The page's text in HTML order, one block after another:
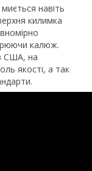
навіть
килимка
калюж.
США, на
якості, а так